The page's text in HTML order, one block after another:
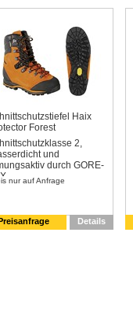
Haix
Forest
2,
und
durch GORE-
nur auf Anfrage
Details